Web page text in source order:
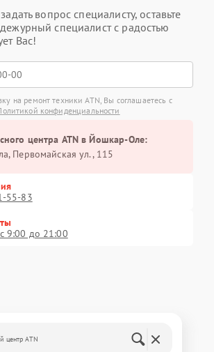
вопрос специалисту, оставьте
специалист с радостью
Вас!
на ремонт техники ATN, Вы соглашаетесь с
конфиденциальности
центра ATN в Йошкар-Оле:
Первомайская ул., 115
55-83
9:00 до 21:00
центр ATN